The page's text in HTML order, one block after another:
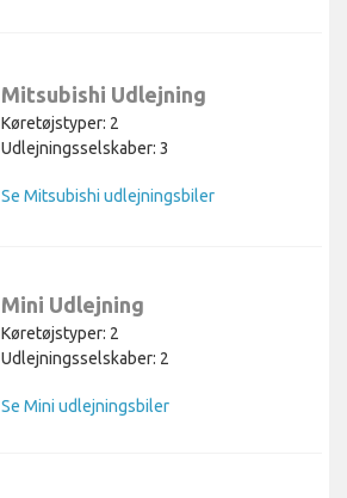
Mitsubishi Udlejning
Køretøjstyper: 2
Udlejningsselskaber: 3
Se Mitsubishi udlejningsbiler
Mini Udlejning
Køretøjstyper: 2
Udlejningsselskaber: 2
Se Mini udlejningsbiler